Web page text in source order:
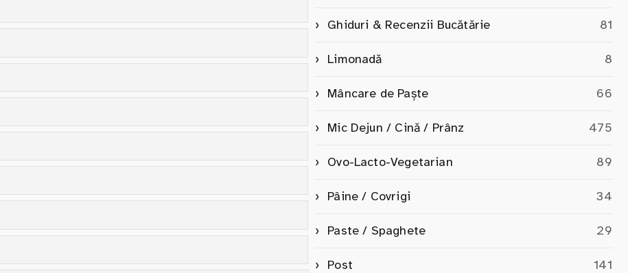
Ghiduri & Recenzii Bucătărie 81
Limonadă 8
Mâncare de Paște 66
Mic Dejun / Cină / Prânz 475
Ovo-Lacto-Vegetarian 89
Pâine / Covrigi 34
Paste / Spaghete 29
Post 141